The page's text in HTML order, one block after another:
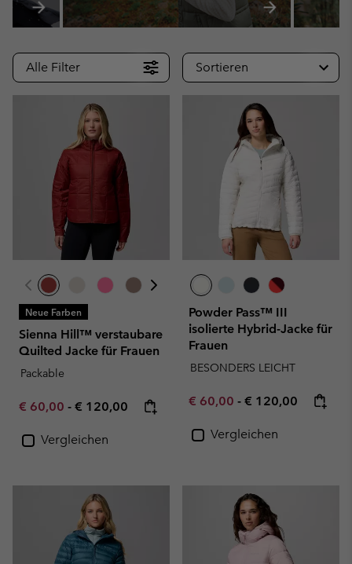
Alle Filter Sortieren
Neue Farben
Sienna Hill™ verstaubare
Quilted Jacke für Frauen
Packable
Minimum sale price:
€ 60,00 - Maximum price:
€ 120,00
Vergleichen
Powder Pass™ III
isolierte Hybrid-Jacke für
Frauen
BESONDERS LEICHT
Minimum sale price:
€ 60,00 - Maximum price:
€ 120,00
Vergleichen